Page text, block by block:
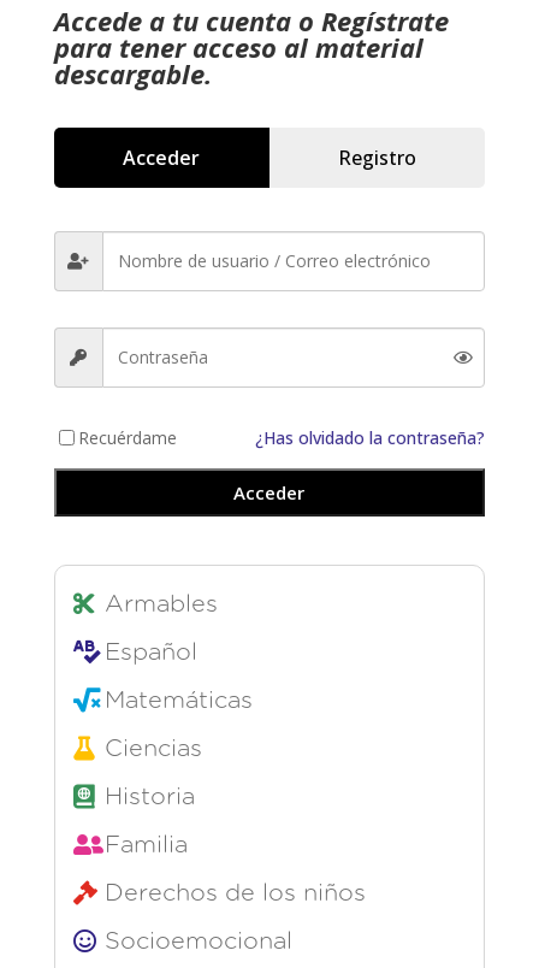
Accede a tu cuenta o Regístrate
para tener acceso al material
descargable.
Acceder Registro
Recuérdame ¿Has olvidado la contraseña?
Acceder
Armables
Español
Matemáticas
Ciencias
Historia
Familia
Derechos de los niños
Socioemocional